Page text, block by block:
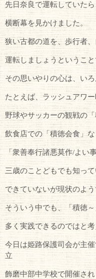
先日奈良で運転していた
横断幕を見かけました。
狭い古都の道を、歩行者
運転しましょうというこ
その思いやりの心は、い
たとえば、ラッシュアワ
野球やサッカーの観戦の
飲食店での「積徳会食」な
「衆善奉行諸悪莫作/よい
三歳のことどもでも知っ
できていないが現状のよう
そういう中でも、「積徳
多く実践できるのではと考
今日は姫路保護司会が主
立
飾磨中部中学校で開催され